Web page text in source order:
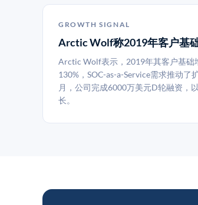
GROWTH SIGNAL
Arctic Wolf称2019年客户基
Arctic Wolf表示，2019年其客户基础
130%，SOC-as-a-Service需求推动了
月，公司完成6000万美元D轮融资，
长。